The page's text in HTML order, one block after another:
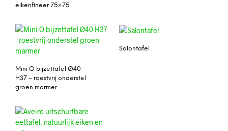
eikenfineer 75×75
Mini O bijzettafel Ø40
H37 – roestvrij onderstel
groen marmer
Salontafel